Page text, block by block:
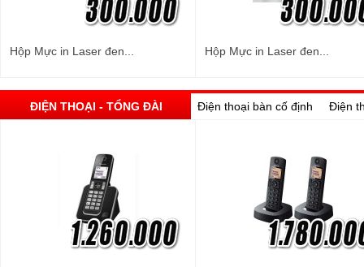
Hộp Mực in Laser đen... Hộp Mực in Laser đen...
ĐIỆN THOẠI - TỔNG ĐÀI Điện thoại bàn cố định Điện